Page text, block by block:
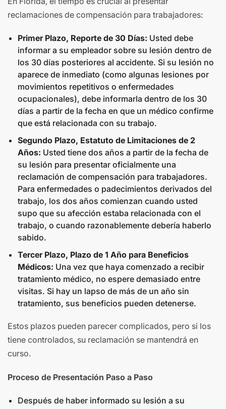
reclamaciones de compensación para trabajadores:
Primer Plazo, Reporte de 30 Días: Usted debe
informar a su empleador sobre su lesión dentro de
los 30 días posteriores al accidente. Si su lesión no
aparece de inmediato (como algunas lesiones por
movimientos repetitivos o enfermedades
ocupacionales), debe informarla dentro de los 30
días a partir de la fecha en que un médico confirme
que está relacionada con su trabajo.
Segundo Plazo, Estatuto de Limitaciones de 2
Años: Usted tiene dos años a partir de la fecha de
su lesión para presentar oficialmente una
reclamación de compensación para trabajadores.
Para enfermedades o padecimientos derivados del
trabajo, los dos años comienzan cuando usted
supo que su afección estaba relacionada con el
trabajo, o cuando razonablemente debería haberlo
sabido.
Tercer Plazo, Plazo de 1 Año para Beneficios
Médicos: Una vez que haya comenzado a recibir
tratamiento médico, no espere demasiado entre
visitas. Si hay un lapso de más de un año sin
tratamiento, sus beneficios pueden detenerse.
Estos plazos pueden parecer complicados, pero si los
tiene controlados, su reclamación se mantendrá en
curso.
Proceso de Presentación Paso a Paso
Después de haber informado su lesión a su